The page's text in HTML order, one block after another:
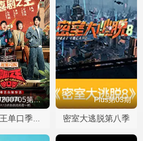
更新320260705第01期加更
喜剧之王单口季第三季
Plus第03期
密室大逃脱第八季